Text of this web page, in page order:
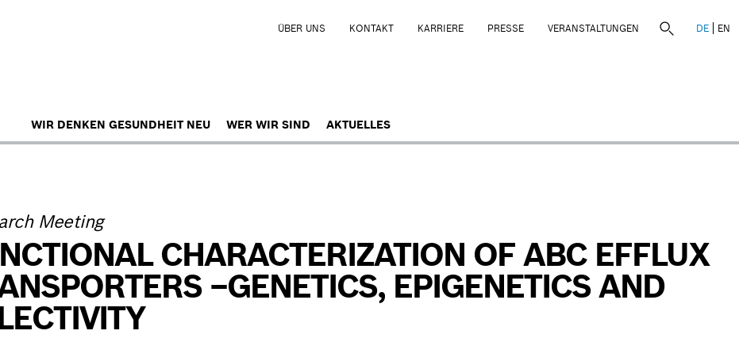
ÜBER UNS KONTAKT KARRIERE PRESSE VERANSTALTUNGEN DE EN
WIR DENKEN GESUNDHEIT NEU WER WIR SIND AKTUELLES
Meeting
CHARACTERIZATION OF ABC EFFLUX
–GENETICS, EPIGENETICS AND